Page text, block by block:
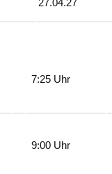
7:25 Uhr
9:00 Uhr